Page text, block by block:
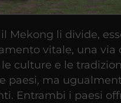
Mekong li divide,
vitale, una via
le culture e le
paesi, ma
Entrambi i paesi